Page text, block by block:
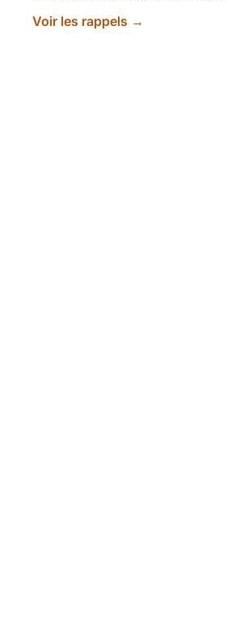
Voir les rappels →